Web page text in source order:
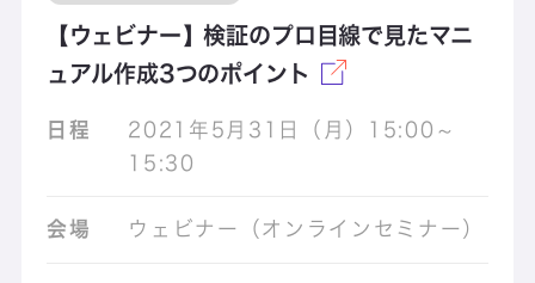
【ウェビナー】検証のプロ目線で見たマニ
ュアル作成3つのポイント
日程
2021年5月31日（月）15:00～
15:30
会場 ウェビナー（オンラインセミナー）